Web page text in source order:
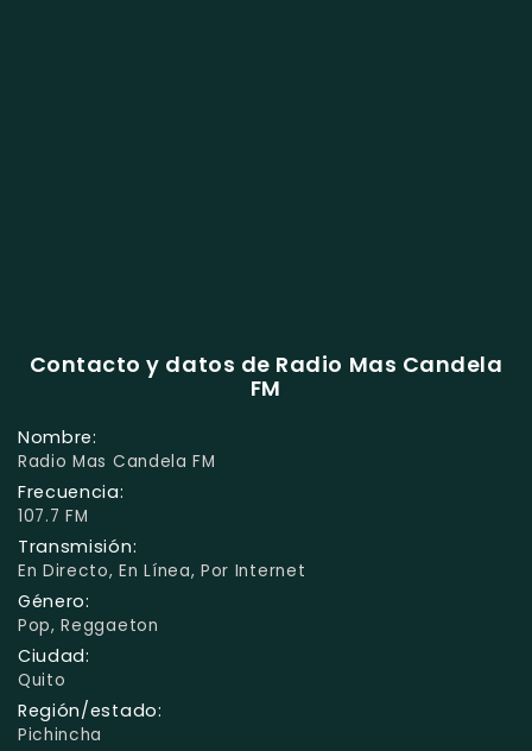
Contacto y datos de Radio Mas Candela
FM
Nombre:
Radio Mas Candela FM
Frecuencia:
107.7 FM
Transmisión:
En Directo, En Línea, Por Internet
Género:
Pop, Reggaeton
Ciudad:
Quito
Región/estado:
Pichincha